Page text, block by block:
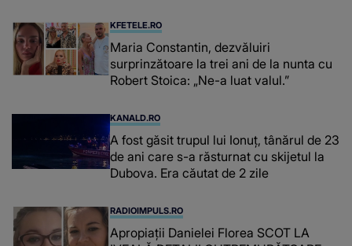
înțepe sânul”
KFETELE.RO
Maria Constantin, dezvăluiri
surprinzătoare la trei ani de la nunta cu
Robert Stoica: „Ne-a luat valul.”
KANALD.RO
A fost găsit trupul lui Ionuț, tânărul de 23
de ani care s-a răsturnat cu skijetul la
Dubova. Era căutat de 2 zile
RADIOIMPULS.RO
Apropiații Danielei Florea SCOT LA